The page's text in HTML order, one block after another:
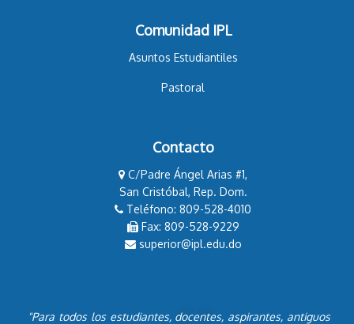
Comunidad IPL
Asuntos Estudiantiles
Pastoral
Contacto
C/Padre Ángel Arias #1,
San Cristóbal, Rep. Dom.
Teléfono: 809-528-4010
Fax: 809-528-9229
superior@ipl.edu.do
"Para todos los estudiantes, docentes, aspirantes, antiguos